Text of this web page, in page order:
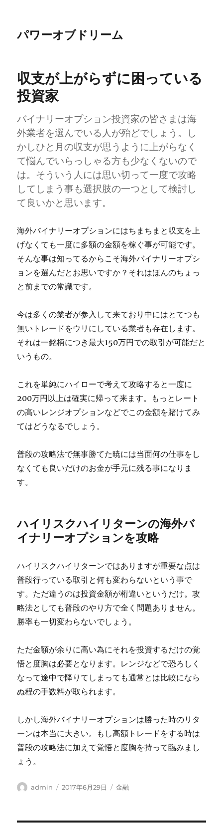
パワーオブドリーム
収支が上がらずに困っている
投資家
バイナリーオプション投資家の皆さまは海
外業者を選んでいる人が殆どでしょう。し
かしひと月の収支が思うように上がらなく
て悩んでいらっしゃる方も少なくないので
は。そういう人には思い切って一度で攻略
してしまう事も選択肢の一つとして検討し
て良いかと思います。
海外バイナリーオプションにはちまちまと収支を上
げなくても一度に多額の金額を稼ぐ事が可能です。
そんな事は知ってるからこそ海外バイナリーオプシ
ョンを選んだとお思いですか？それはほんのちょっ
と前までの常識です。
今は多くの業者が参入して来ており中にはとてつも
無いトレードをウリにしている業者も存在します。
それは一銘柄につき最大150万円での取引が可能だと
いうもの。
これを単純にハイローで考えて攻略すると一度に
200万円以上は確実に帰って来ます。もっとレート
の高いレンジオプションなどでこの金額を賭けてみ
てはどうなるでしょう。
普段の攻略法で無事勝てた暁には当面何の仕事をし
なくても良いだけのお金が手元に残る事になりま
す。
ハイリスクハイリターンの海外バ
イナリーオプションを攻略
ハイリスクハイリターンではありますが重要な点は
普段行っている取引と何も変わらないという事で
す。ただ違うのは投資金額が桁違いというだけ。攻
略法としても普段のやり方で全く問題ありません。
勝率も一切変わらないでしょう。
ただ金額が余りに高い為にそれを投資するだけの覚
悟と度胸は必要となります。レンジなどで恐ろしく
なって途中で降りてしまっても通常とは比較になら
ぬ程の手数料が取られます。
しかし海外バイナリーオプションは勝った時のリタ
ーンは本当に大きい。もし高額トレードをする時は
普段の攻略法に加えて覚悟と度胸を持って臨みまし
ょう。
投
admin
投
2017年6月29日
カ
金融